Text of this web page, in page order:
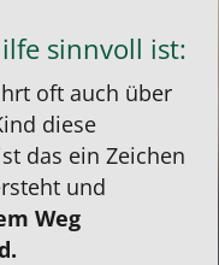
sinnvoll ist:
oft auch über
diese
das ein Zeichen
und
Weg